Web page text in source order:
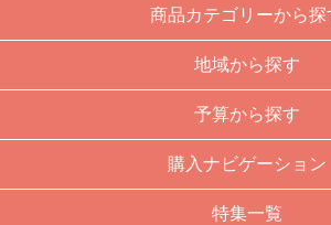
商品カテゴリーから探
地域から探す
予算から探す
購入ナビゲーション
特集一覧